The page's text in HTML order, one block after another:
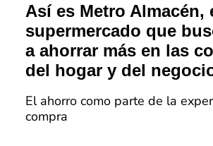
Así es Metro Almacén,
supermercado que
a ahorrar más en las
del hogar y del
El ahorro como parte de la
compra